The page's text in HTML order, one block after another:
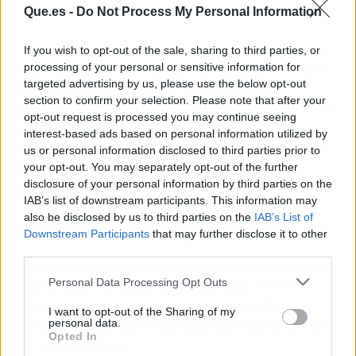
Que.es - Do Not Process My Personal Information
If you wish to opt-out of the sale, sharing to third parties, or
processing of your personal or sensitive information for
targeted advertising by us, please use the below opt-out
section to confirm your selection. Please note that after your
opt-out request is processed you may continue seeing
interest-based ads based on personal information utilized by
us or personal information disclosed to third parties prior to
your opt-out. You may separately opt-out of the further
disclosure of your personal information by third parties on the
IAB’s list of downstream participants. This information may
also be disclosed by us to third parties on the IAB’s List of
Downstream Participants that may further disclose it to other
Personal Data Processing Opt Outs
I want to opt-out of the Sharing of my
personal data.
Opted In
También ha destacado que España es el octavo
mercado de fabricación de automóviles
mundial y el segundo de Europa con la venta de
tres millones de vehículos cada año y que, en
España, el sector representa el 11% del PIB con
dos millones de trabajadores directos e
indirectos.
"VER, PROBAR Y RESERVAR"
celebrados en España que cuenta con el
reconocimiento internacional de la Oica
(Organización Internacional de Constructores
de Automóviles).